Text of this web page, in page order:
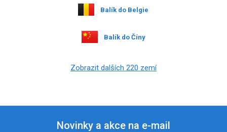
Balík do Belgie
Balík do Číny
Zobrazit dalších 220 zemí
Novinky a akce na e-mail